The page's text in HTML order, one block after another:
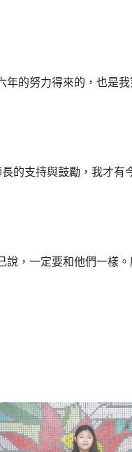
年的努力得來的，也是
的支持與鼓勵，我才有
，一定要和他們一樣。